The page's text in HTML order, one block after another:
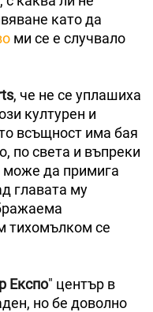
като да
ми се е случвало
, че не се уплашиха
културен и
всъщност има бая
по света и въпреки
може да примига
главата му
тихомълком се
Експо" център в
но бе доволно